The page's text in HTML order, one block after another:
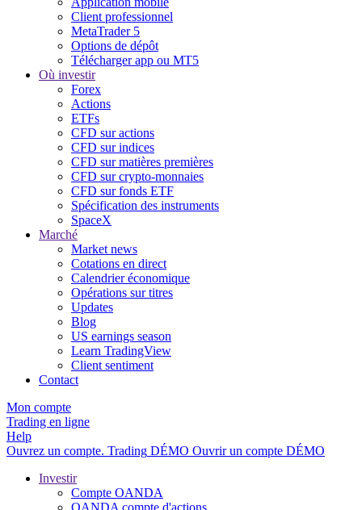
Client professionnel
MetaTrader 5
Options de dépôt
Télécharger app ou MT5
Où investir
Forex
Actions
ETFs
CFD sur actions
CFD sur indices
CFD sur matières premières
CFD sur crypto-monnaies
CFD sur fonds ETF
Spécification des instruments
SpaceX
Marché
Market news
Cotations en direct
Calendrier économique
Opérations sur titres
Updates
Blog
US earnings season
Learn TradingView
Client sentiment
Contact
Mon compte
Trading en ligne
Help
Ouvrez un compte. Trading DÉMO Ouvrir un compte DÉMO
Investir
Compte OANDA
OANDA compte d'actions